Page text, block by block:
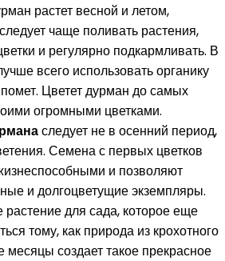
растет весной и летом,
чаще поливать растения,
и регулярно подкармливать. В
всего использовать органику
Цветет дурман до самых
огромными цветками.
следует не в осенний период,
Семена с первых цветков
и позволяют
и долгоцветущие экземпляры.
для сада, которое еще
тому, как природа из крохотного
месяцы создает такое прекрасное